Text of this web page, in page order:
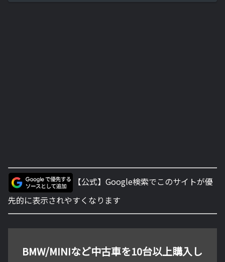
【公式】Google検索でこのサイトが優
先的に表示されやすくなります
BMW/MINIなど中古車を10台以上購入し